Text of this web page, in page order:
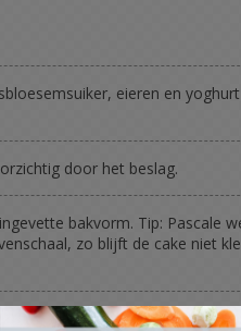
eieren en
door het beslag.
bakvorm. Tip: Pascale
zo blijft de cake niet
in een voorverwarmde oven